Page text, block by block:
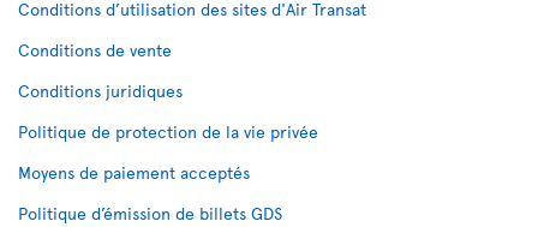
Conditions d’utilisation des sites d'Air Transat
Conditions de vente
Conditions juridiques
Politique de protection de la vie privée
Moyens de paiement acceptés
Politique d’émission de billets GDS